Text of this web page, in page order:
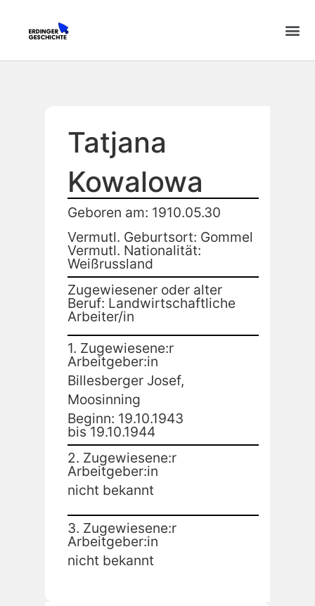
Tatjana
Kowalowa
Geboren am: 1910.05.30
Vermutl. Geburtsort: Gommel
Vermutl. Nationalität:
Weißrussland
Zugewiesener oder alter
Beruf: Landwirtschaftliche
Arbeiter/in
1. Zugewiesene:r
Arbeitgeber:in
Billesberger Josef,
Moosinning
Beginn: 19.10.1943
bis 19.10.1944
2. Zugewiesene:r
Arbeitgeber:in
nicht bekannt
3. Zugewiesene:r
Arbeitgeber:in
nicht bekannt